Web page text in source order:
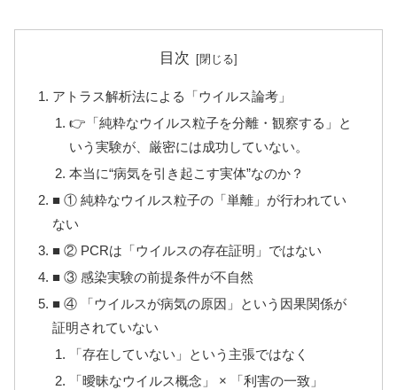
目次
アトラス解析法による「ウイルス論考」
👉「純粋なウイルス粒子を分離・観察する」と
いう実験が、厳密には成功していない。
本当に“病気を引き起こす実体”なのか？
■ ① 純粋なウイルス粒子の「単離」が行われてい
ない
■ ② PCRは「ウイルスの存在証明」ではない
■ ③ 感染実験の前提条件が不自然
■ ④ 「ウイルスが病気の原因」という因果関係が
証明されていない
「存在していない」という主張ではなく
「曖昧なウイルス概念」 × 「利害の一致」